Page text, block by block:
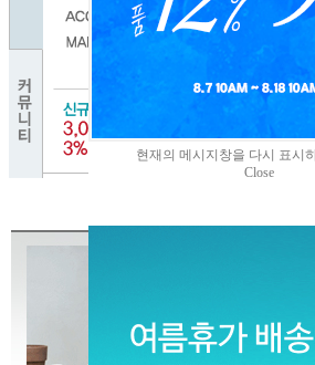
현재의 메시지창을 다시 표시
Close